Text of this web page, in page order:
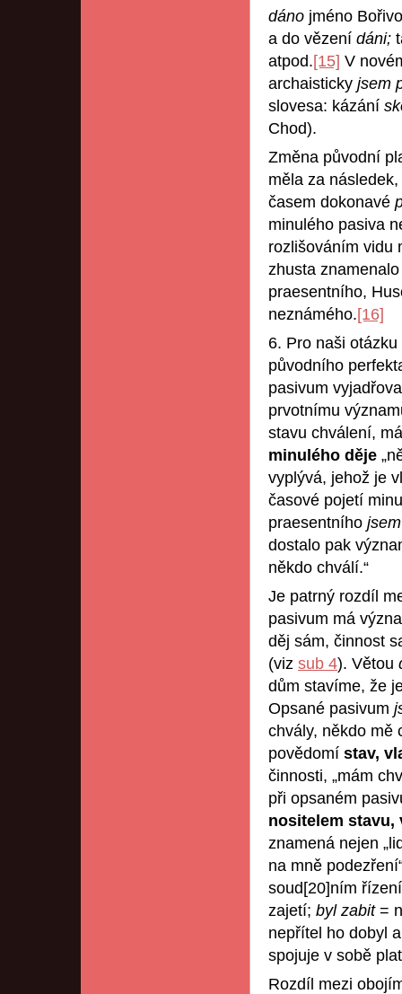
dáno jméno
a do vězení dáni;
atpod.[15] V
archaisticky jsem
slovesa: kázání
Chod).
Změna původní
měla za
časem dokonavé
minulého pasiva
rozlišováním vidu
zhusta
praesentního,
neznámého.[16]
6. Pro naši
původního
pasivum
prvotnímu
stavu chválení,
minulého děje
vyplývá, jehož je
časové pojetí
praesentního jsem
dostalo pak
někdo chválí.“
Je patrný rozdíl
pasivum má
děj sám, činnost
(viz sub 4). Větou
dům stavíme, že
Opsané pasivum
chvály, někdo mě
povědomí stav,
činnosti, „mám
při opsaném
nositelem stavu,
znamená nejen
na mně
soud[20]ním
zajetí; byl zabit=
nepřítel ho dobyl
spojuje v sobě
Rozdíl mezi